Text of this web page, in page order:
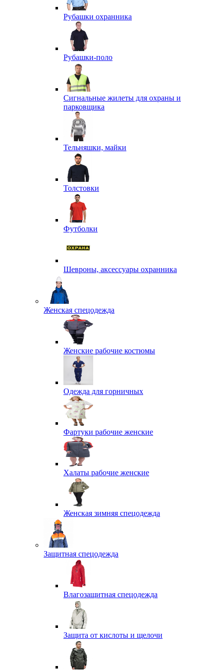
Рубашки охранника
Рубашки-поло
Сигнальные жилеты для охраны и
парковщика
Тельняшки, майки
Толстовки
Футболки
Шевроны, аксессуары охранника
Женская спецодежда
Женские рабочие костюмы
Одежда для горничных
Фартуки рабочие женские
Халаты рабочие женские
Женская зимняя спецодежда
Защитная спецодежда
Влагозащитная спецодежда
Защита от кислоты и щелочи